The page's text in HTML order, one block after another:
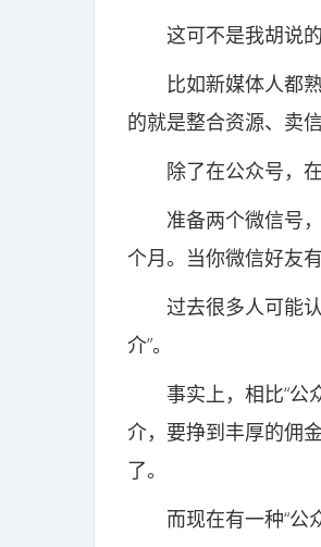
这可不是我胡说的
比如新媒体人都熟
的就是整合资源、卖
除了在公众号，在
准备两个微信号，
个月。当你微信好友
过去很多人可能认
介”。
事实上，相比“公众
介，要挣到丰厚的佣
了。
而现在有一种“公众